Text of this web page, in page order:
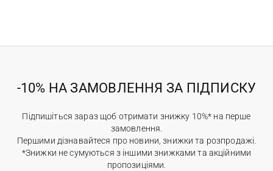
-10% НА ЗАМОВЛЕННЯ ЗА ПІДПИСКУ
Підпишіться зараз щоб отримати знижку 10%* на перше
замовлення.
Першими дізнавайтеся про новини, знижки та розпродажі.
*Знижки не сумуються з іншими знижками та акційними
пропозиціями.